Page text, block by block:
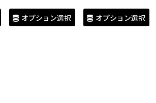
オプション選択 オプション選択